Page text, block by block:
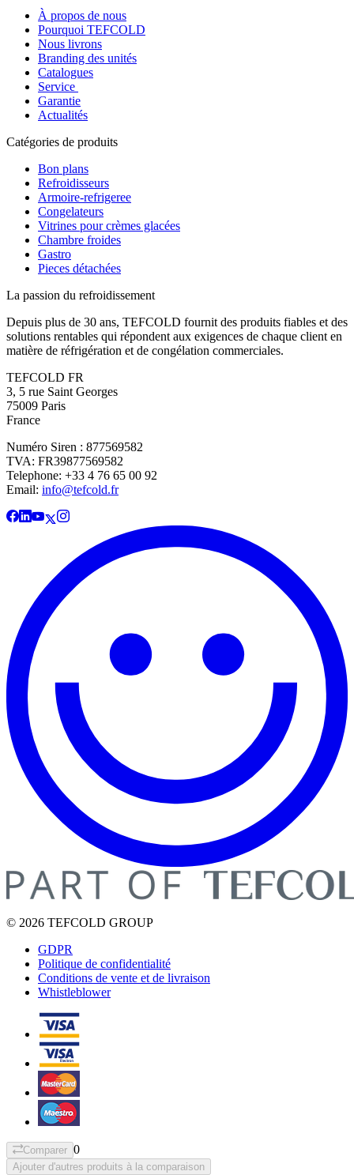
À propos de nous
Pourquoi TEFCOLD
Nous livrons
Branding des unités
Catalogues
Service
Garantie
Actualités
Catégories de produits
Bon plans
Refroidisseurs
Armoire-refrigeree
Congelateurs
Vitrines pour crèmes glacées
Chambre froides
Gastro
Pieces détachées
La passion du refroidissement
Depuis plus de 30 ans, TEFCOLD fournit des produits fiables et des
solutions rentables qui répondent aux exigences de chaque client en
matière de réfrigération et de congélation commerciales.
TEFCOLD FR
3, 5 rue Saint Georges
75009 Paris
France
Numéro Siren : 877569582
TVA: FR39877569582
Telephone: +33 4 76 65 00 92
Email: info@tefcold.fr
© 2026 TEFCOLD GROUP
GDPR
Politique de confidentialité
Conditions de vente et de livraison
Whistleblower
Comparer 0
Ajouter d'autres produits à la comparaison